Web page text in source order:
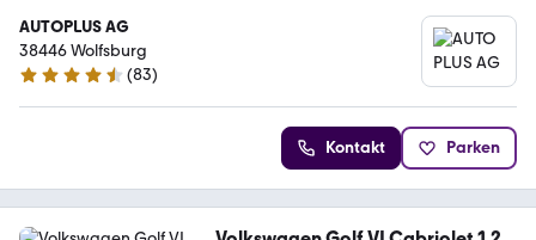
AUTOPLUS AG
38446 Wolfsburg
4.6 Sterne
(83)
Kontakt Parken